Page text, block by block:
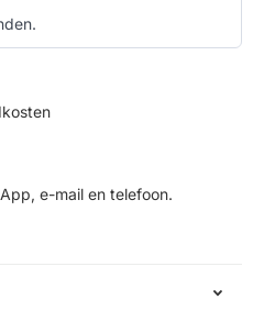
e-mail en telefoon.